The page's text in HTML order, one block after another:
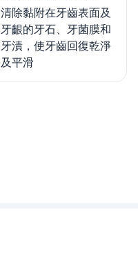
清除黏附在牙齒表面及
牙齦的牙石、牙菌膜和
牙漬，使牙齒回復乾淨
及平滑